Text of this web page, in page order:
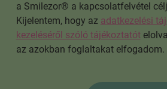
a Smilezor® a kapcsolatfelvétel
Kijelentem, hogy az adatkezelési
kezeléséről szóló tájékoztatót
az azokban foglaltakat elfogadom.